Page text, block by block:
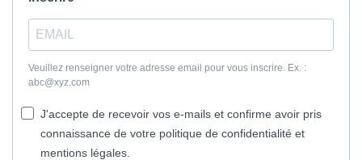
Veuillez renseigner votre adresse email pour vous inscrire. Ex. :
abc@xyz.com
J'accepte de recevoir vos e-mails et confirme avoir pris
connaissance de votre politique de confidentialité et
mentions légales.